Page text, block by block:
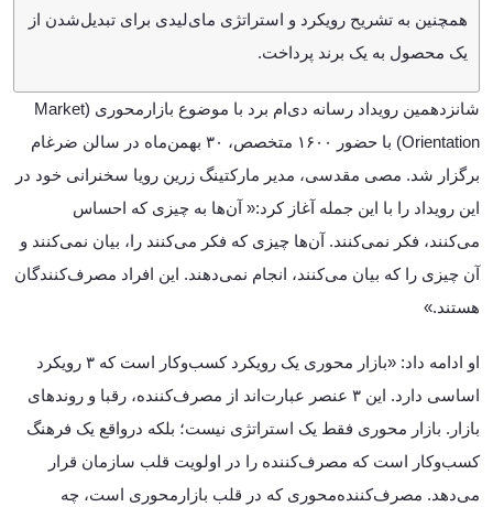
بازار بهداشت بانوان از چیزی که فکر می‌کردیم،
ناشناخته‌تر بود
تلاش کردیم یک شبکه‌ی توزیع قوی ایجاد کنیم
مثلث صورتی مای لیدی
همچنین به تشریح رویکرد و استراتژی مای‌لیدی برای تبدیل‌شدن از
یک محصول به یک برند پرداخت.
شانزدهمین رویداد رسانه دی‌ام برد با موضوع بازارمحوری (Market
Orientation) با حضور ۱۶۰۰ متخصص، ۳۰ بهمن‌ماه در سالن ضرغام
برگزار شد. مصی مقدسی، مدیر مارکتینگ زرین رویا سخنرانی خود در
این رویداد را با این جمله آغاز کرد:« آن‌ها به چیزی که احساس
می‌کنند، فکر نمی‌کنند. آن‌ها چیزی که فکر می‌کنند را، بیان نمی‌کنند و
آن چیزی را که بیان می‌کنند، انجام نمی‌دهند. این افراد مصرف‌کنندگان
هستند.»
او ادامه داد: «بازار محوری یک رویکرد کسب‌وکار است که ۳ رویکرد
اساسی دارد. این ۳ عنصر عبارت‌اند از مصرف‌کننده، رقبا و روندهای
بازار. بازار محوری فقط یک استراتژی نیست؛ بلکه درواقع یک فرهنگ
کسب‌وکار است که مصرف‌کننده را در اولویت قلب سازمان قرار
می‌دهد. مصرف‌کننده‌محوری که در قلب بازارمحوری است، چه